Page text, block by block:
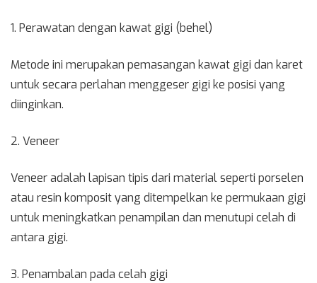
1. Perawatan dengan kawat gigi (behel)
Metode ini merupakan pemasangan kawat gigi dan karet
untuk secara perlahan menggeser gigi ke posisi yang
diinginkan.
2. Veneer
Veneer adalah lapisan tipis dari material seperti porselen
atau resin komposit yang ditempelkan ke permukaan gigi
untuk meningkatkan penampilan dan menutupi celah di
antara gigi.
3. Penambalan pada celah gigi